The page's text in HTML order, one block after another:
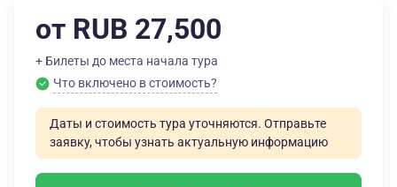
от RUB 27,500
+ Билеты до места начала тура
Что включено в стоимость?
Даты и стоимость тура уточняются. Отправьте
заявку, чтобы узнать актуальную информацию